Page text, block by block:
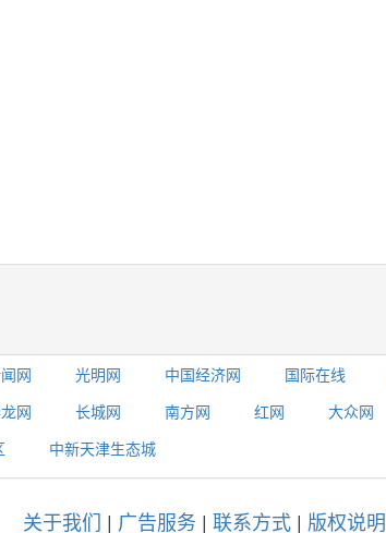
网 光明网 中国经济网 国际在线
网 长城网 南方网 红网 大众网
中新天津生态城
关于我们 | 广告服务 | 联系方式| 版权说明